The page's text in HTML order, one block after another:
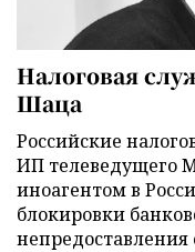
Налоговая
Шаца
Российские
ИП телеведущего
иноагентом в
блокировки
непредоставления